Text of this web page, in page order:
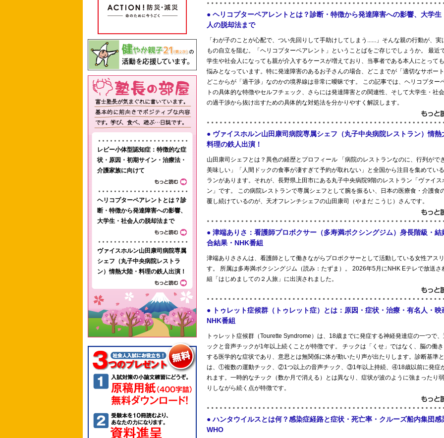
レビー小体型認知症：特徴的な症
状・原因・初期サイン・治療法・
介護家族に向けて
ヘリコプターペアレントとは？診
断・特徴から発達障害への影響、
大学生・社会人の脱却法まで
ヴァイスホルン山田康司病院専属
シェフ（丸子中央病院レストラ
ン）情熱大陸・料理の鉄人出演！